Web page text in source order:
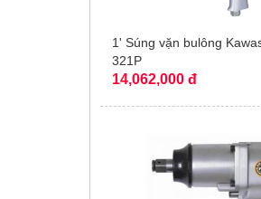
1' Súng vặn bulông
321P
14,062,000 đ